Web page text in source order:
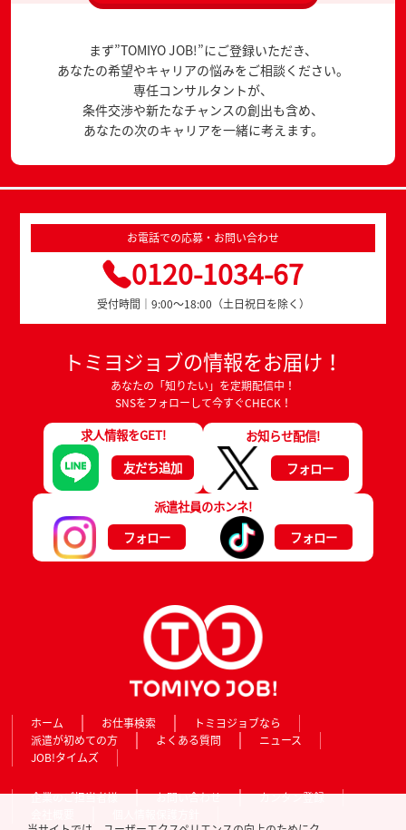
まず”TOMIYO JOB!”にご登録いただき、
あなたの希望やキャリアの悩みをご相談ください。
専任コンサルタントが、
条件交渉や新たなチャンスの創出も含め、
あなたの次のキャリアを一緒に考えます。
お電話での応募・お問い合わせ
0120-1034-67
受付時間｜9:00～18:00（土日祝日を除く）
トミヨジョブの情報をお届け！
あなたの「知りたい」を定期配信中！
SNSをフォローして今すぐCHECK！
求人情報をGET!
友だち追加
お知らせ配信!
フォロー
派遣社員のホンネ!
フォロー
フォロー
ホーム お仕事検索
トミヨジョブなら
派遣が初めての方
よくある質問
ニュース
JOB!タイムズ
企業のご担当者様 お問い合わせ
カンタン登録